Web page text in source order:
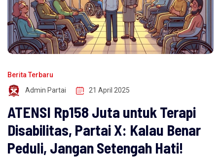
Berita Terbaru
Admin Partai
21 April 2025
ATENSI Rp158 Juta untuk Terapi
Disabilitas, Partai X: Kalau Benar
Peduli, Jangan Setengah Hati!